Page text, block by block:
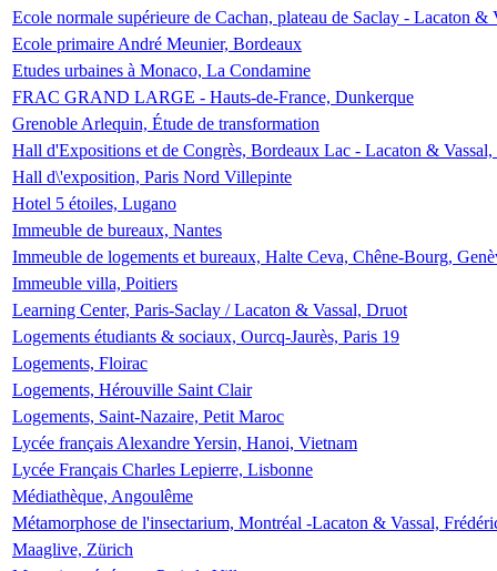
Ecole normale supérieure de Cachan, plateau de Saclay - Lacaton &
Ecole primaire André Meunier, Bordeaux
Etudes urbaines à Monaco, La Condamine
FRAC GRAND LARGE - Hauts-de-France, Dunkerque
Grenoble Arlequin, Étude de transformation
Hall d'Expositions et de Congrès, Bordeaux Lac - Lacaton &
Hall d\'exposition, Paris Nord Villepinte
Hotel 5 étoiles, Lugano
Immeuble de bureaux, Nantes
Immeuble de logements et bureaux, Halte Ceva, Chêne-Bourg,
Immeuble villa, Poitiers
Learning Center, Paris-Saclay / Lacaton & Vassal, Druot
Logements étudiants & sociaux, Ourcq-Jaurès, Paris 19
Logements, Floirac
Logements, Hérouville Saint Clair
Logements, Saint-Nazaire, Petit Maroc
Lycée français Alexandre Yersin, Hanoi, Vietnam
Lycée Français Charles Lepierre, Lisbonne
Médiathèque, Angoulême
Métamorphose de l'insectarium, Montréal -Lacaton & Vassal,
Maaglive, Zürich